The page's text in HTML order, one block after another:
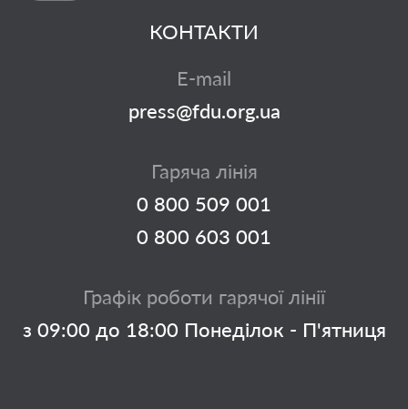
КОНТАКТИ
E-mail
press@fdu.org.ua
Гаряча лінія
0 800 509 001
0 800 603 001
Графік роботи гарячої лінії
з 09:00 до 18:00 Понеділок - П'ятниця